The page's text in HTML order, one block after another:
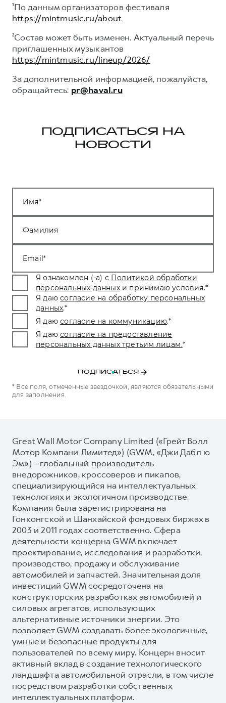
¹По данным организаторов фестиваля
https://mintmusic.ru/about
²Состав может быть изменен. Актуальный перечь
приглашенных музыкантов
https://mintmusic.ru/lineup/2026/
За дополнительной информацией, пожалуйста,
обращайтесь: pr@haval.ru
ПОДПИСАТЬСЯ НА
НОВОСТИ
Имя
Фамилия
Email
Я ознакомлен (-а) с Политикой обработки
персональных данных и принимаю условия.*
Я даю согласие на обработку персональных
данных.*
Я даю согласие на коммуникацию.*
Я даю согласие на предоставление
персональных данных третьим лицам.*
ПОДПИСАТЬСЯ
* Все поля, отмеченные звездочкой, являются обязательными
для заполнения.
Great Wall Motor Company Limited («Грейт Волл
Мотор Компани Лимитед») (GWM, «Джи Дабл ю
Эм») – глобальный производитель
внедорожников, кроссоверов и пикапов,
специализирующийся на интеллектуальных
технологиях и экологичном производстве.
Компания была зарегистрирована на
Гонконгской и Шанхайской фондовых биржах в
2003 и 2011 годах соответственно. Сфера
деятельности концерна GWM включает
проектирование, исследования и разработки,
производство, продажу и обслуживание
автомобилей и запчастей. Значительная доля
инвестиций GWM сосредоточена на
конструкторских разработках автомобилей и
силовых агрегатов, использующих
альтернативные источники энергии. Это
позволяет GWM создавать более экологичные,
умные и безопасные продукты для
пользователей по всему миру. Концерн вносит
активный вклад в создание технологического
ландшафта автомобильной отрасли, в том числе
посредством разработки собственных
интеллектуальных платформ.